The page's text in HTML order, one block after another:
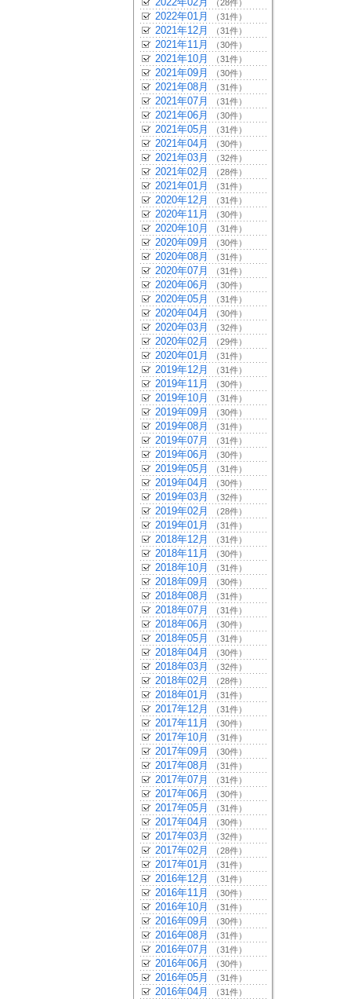
（28件）
2022年01月 （31件）
2021年12月 （31件）
2021年11月 （30件）
2021年10月 （31件）
2021年09月 （30件）
2021年08月 （31件）
2021年07月 （31件）
2021年06月 （30件）
2021年05月 （31件）
2021年04月 （30件）
2021年03月 （32件）
2021年02月 （28件）
2021年01月 （31件）
2020年12月 （31件）
2020年11月 （30件）
2020年10月 （31件）
2020年09月 （30件）
2020年08月 （31件）
2020年07月 （31件）
2020年06月 （30件）
2020年05月 （31件）
2020年04月 （30件）
2020年03月 （32件）
2020年02月 （29件）
2020年01月 （31件）
2019年12月 （31件）
2019年11月 （30件）
2019年10月 （31件）
2019年09月 （30件）
2019年08月 （31件）
2019年07月 （31件）
2019年06月 （30件）
2019年05月 （31件）
2019年04月 （30件）
2019年03月 （32件）
2019年02月 （28件）
2019年01月 （31件）
2018年12月 （31件）
2018年11月 （30件）
2018年10月 （31件）
2018年09月 （30件）
2018年08月 （31件）
2018年07月 （31件）
2018年06月 （30件）
2018年05月 （31件）
2018年04月 （30件）
2018年03月 （32件）
2018年02月 （28件）
2018年01月 （31件）
2017年12月 （31件）
2017年11月 （30件）
2017年10月 （31件）
2017年09月 （30件）
2017年08月 （31件）
2017年07月 （31件）
2017年06月 （30件）
2017年05月 （31件）
2017年04月 （30件）
2017年03月 （32件）
2017年02月 （28件）
2017年01月 （31件）
2016年12月 （31件）
2016年11月 （30件）
2016年10月 （31件）
2016年09月 （30件）
2016年08月 （31件）
2016年07月 （31件）
2016年06月 （30件）
2016年05月 （31件）
2016年04月 （31件）